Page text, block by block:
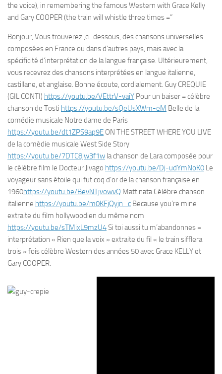
the voice), in remembering the famous Western with Grace Kelly
and Gary COOPER (the train will whistle three times =”
Bonjour, Vous trouverez ,ci-dessous, des chansons universelles
composées en France ou dans d’autres pays, mais avec la
spécificité d’interprétation de la langue française. Ultérieurement,
vous recevrez des chansons interprétées en langue italienne,
castillane, et anglaise. Bonne écoute, cordialement. Guy CREQUIE
(GIL CONTI) https://youtu.be/VEttrV-vaiY Pour un baiser = célèbre
chanson de Tosti https://youtu.be/sQeUsXWm-eM Belle de la
comédie musicale Notre dame de Paris
https://youtu.be/dt1ZPS9ap9E ON THE STREET WHERE YOU LIVE
de la comèdie musicale West Side Story
https://youtu.be/7DTC8jw3f1w la chanson de Lara composée pour
le célèbre film le Docteur Jivago https://youtu.be/Dj-udYmNoK0 Le
voyageur sans étoile qui fut coq d’or de la chanson française en
1960https://youtu.be/BevNTjvowvQ Mattinata Célèbre chanson
italienne https://youtu.be/m0KFjQyjn_c Because you’re mine
extraite du film hollywoodien du même nom
https://youtu.be/sTMixL9mzU4Si toi aussi tu m’abandonnes =
interprétation « Rien que la voix » extraite du fil « le train sifflera
trois » fois célèbre Western des années 50 avec Grace KELLY et
Gary COOPER.